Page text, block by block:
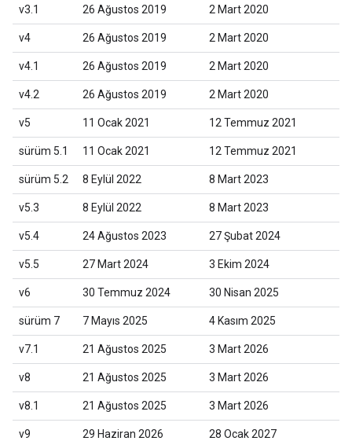
v3.1 26 Ağustos 2019 2 Mart 2020
v4 26 Ağustos 2019 2 Mart 2020
v4.1 26 Ağustos 2019 2 Mart 2020
v4.2 26 Ağustos 2019 2 Mart 2020
v5 11 Ocak 2021 12 Temmuz 2021
sürüm 5.1 11 Ocak 2021 12 Temmuz 2021
sürüm 5.2 8 Eylül 2022 8 Mart 2023
v5.3 8 Eylül 2022 8 Mart 2023
v5.4 24 Ağustos 2023 27 Şubat 2024
v5.5 27 Mart 2024 3 Ekim 2024
v6 30 Temmuz 2024 30 Nisan 2025
sürüm 7 7 Mayıs 2025 4 Kasım 2025
v7.1 21 Ağustos 2025 3 Mart 2026
v8 21 Ağustos 2025 3 Mart 2026
v8.1 21 Ağustos 2025 3 Mart 2026
v9 29 Haziran 2026 28 Ocak 2027